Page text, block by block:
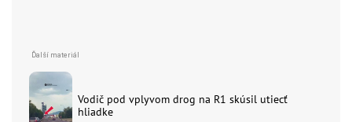
Vodič pod vplyvom drog na R1 skúsil utiecť
hliadke